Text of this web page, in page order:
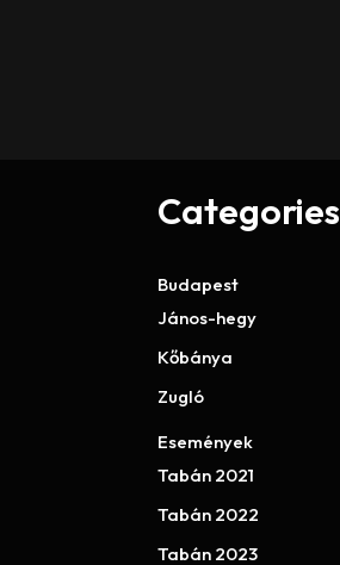
Categories
Budapest
János-hegy
Kőbánya
Zugló
Események
Tabán 2021
Tabán 2022
Tabán 2023